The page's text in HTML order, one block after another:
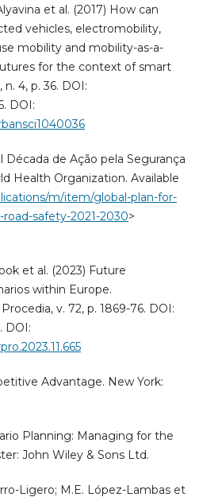
et al. (2017) How can
vehicles, electromobility,
mobility and mobility-as-a-
for the context of smart
n. 4, p. 36. DOI:
DOI:
Década de Ação pela Segurança
Health Organization. Available
m/item/global-plan-for-
safety-2021-2030>
et al. (2023) Future
within Europe.
v. 72, p. 1869-76. DOI:
DOI:
Advantage. New York:
Planning: Managing for the
John Wiley & Sons Ltd.
Ligero; M.E. López-Lambas et